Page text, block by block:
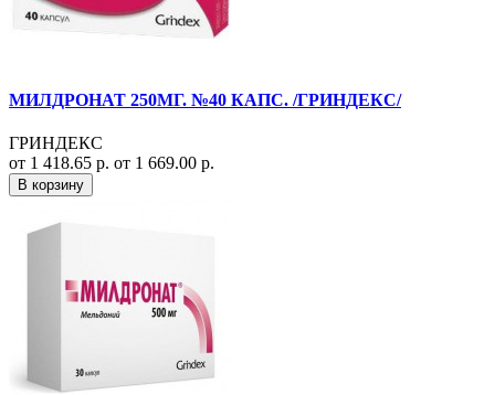
МИЛДРОНАТ 250МГ. №40 КАПС. /ГРИНДЕКС/
ГРИНДЕКС
от 1 418.65 р. от 1 669.00 р.
В корзину